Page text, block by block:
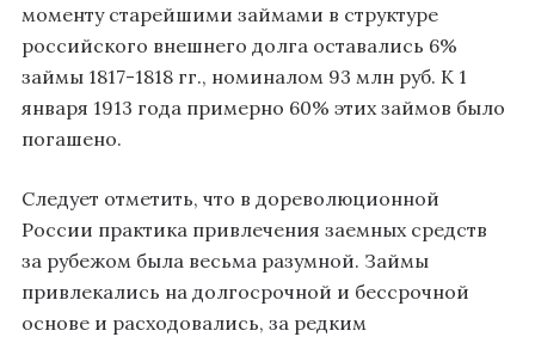
моменту старейшими займами в структуре
российского внешнего долга оставались 6%
займы 1817-1818 гг., номиналом 93 млн руб. К 1
января 1913 года примерно 60% этих займов было
погашено.
Следует отметить, что в дореволюционной
России практика привлечения заемных средств
за рубежом была весьма разумной. Займы
привлекались на долгосрочной и бессрочной
основе и расходовались, за редким